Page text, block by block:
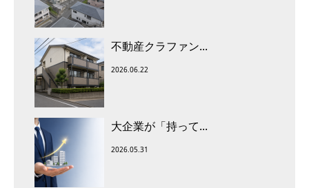
不動産クラファン...
2026.06.22
大企業が「持って...
2026.05.31